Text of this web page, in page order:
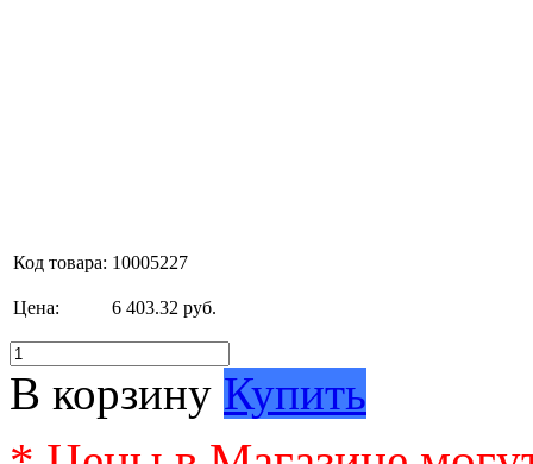
Код товара: 10005227
Цена: 6 403.32 руб.
В корзину Купить